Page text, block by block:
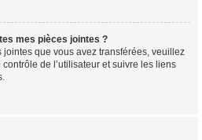
mes pièces jointes ?
que vous avez transférées, veuillez
de l’utilisateur et suivre les liens